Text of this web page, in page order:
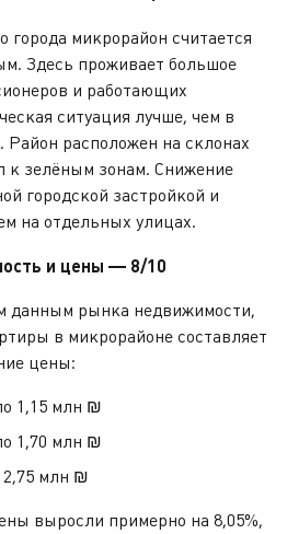
микрорайон считается
Здесь проживает большое
и работающих
ситуация лучше, чем в
расположен на склонах
к зелёным зонам. Снижение
городской застройкой и
на отдельных улицах.
и цены — 8/10
рынка недвижимости,
в микрорайоне составляет
цены:
1,15 млн ₪
1,70 млн ₪
млн ₪
выросли примерно на 8,05%,